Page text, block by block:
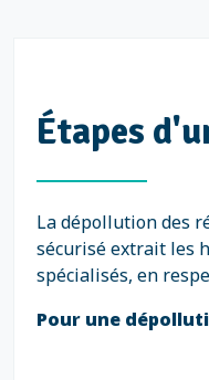
Étapes
La dépollution des
sécurisé extrait les
spécialisés, en
Pour une